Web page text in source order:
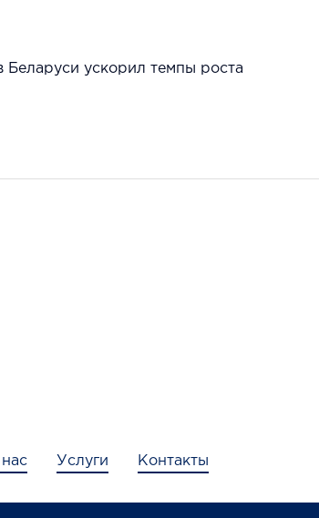
Беларуси ускорил темпы роста
Услуги Контакты